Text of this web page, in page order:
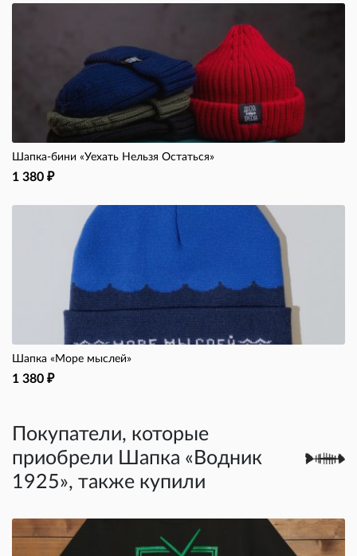
Шапка-бини «Уехать Нельзя Остаться»
1 380 ₽
Шапка «Море мыслей»
1 380 ₽
Покупатели, которые
приобрели Шапка «Водник
1925», также купили